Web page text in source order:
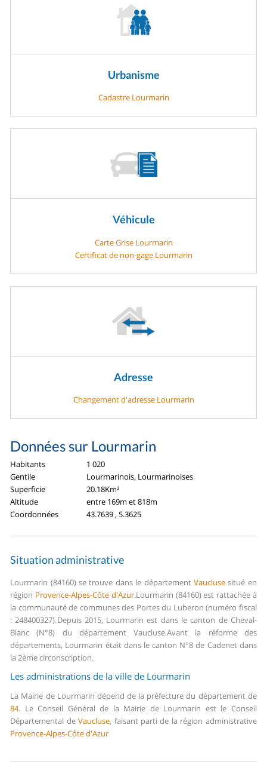
Urbanisme
Cadastre Lourmarin
Véhicule
Carte Grise Lourmarin
Certificat de non-gage Lourmarin
Adresse
Changement d'adresse Lourmarin
Données sur Lourmarin
Habitants
1 020
Gentile
Lourmarinois, Lourmarinoises
Superficie
20.18Km²
Altitude
entre 169m et 818m
Coordonnées
43.7639 , 5.3625
Situation administrative
Lourmarin (84160) se trouve dans le département Vaucluse situé en
région Provence-Alpes-Côte d'Azur.Lourmarin (84160) est rattachée à
la communauté de communes des Portes du Luberon (numéro fiscal
: 248400327).Depuis 2015, Lourmarin est dans le canton de Cheval-
Blanc (N°8) du département Vaucluse.Avant la réforme des
départements, Lourmarin était dans le canton N°8 de Cadenet dans
la 2ème circonscription.
Les administrations de la ville de Lourmarin
La Mairie de Lourmarin dépend de la préfecture du département de
84. Le Conseil Général de la Mairie de Lourmarin est le Conseil
Départemental deVaucluse, faisant parti de la région administrative
Provence-Alpes-Côte d'Azur